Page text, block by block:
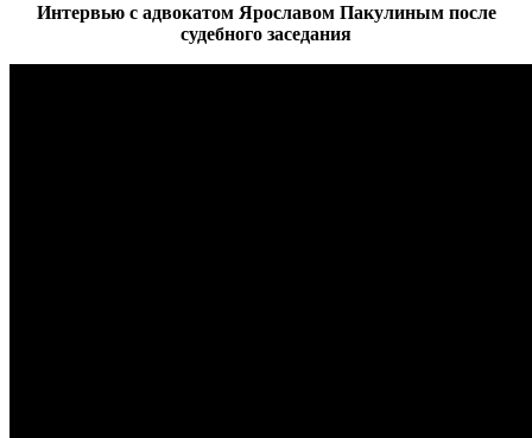
Интервью с адвокатом Ярославом Пакулиным после
судебного заседания